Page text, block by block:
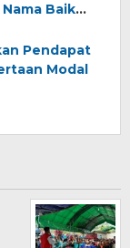
Baik
Pendapat
Modal